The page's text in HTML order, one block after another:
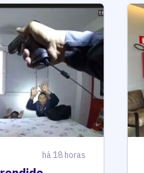
há 18 horas